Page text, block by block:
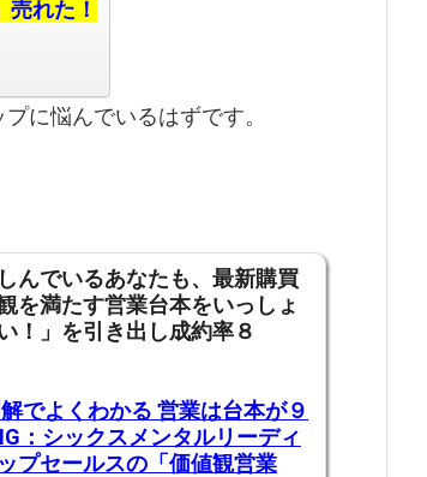
れた！
に悩んでいるはずです。
んでいるあなたも、 最新購買
を満たす営業台本をいっしょ
！」を引き出し成約率８
でよくわかる 営業は台本が９
：シックスメンタルリーディ
プセールスの「価値観営業